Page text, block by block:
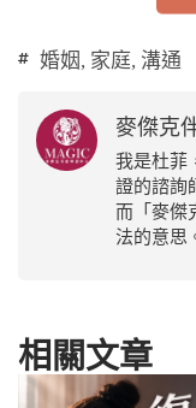
婚姻, 家庭, 溝通
麥傑克
我是杜菲
證的諮詢
而「麥傑
法的意思
相關文章